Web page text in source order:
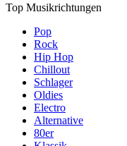
Top Musikrichtungen
Pop
Rock
Hip Hop
Chillout
Schlager
Oldies
Electro
Alternative
80er